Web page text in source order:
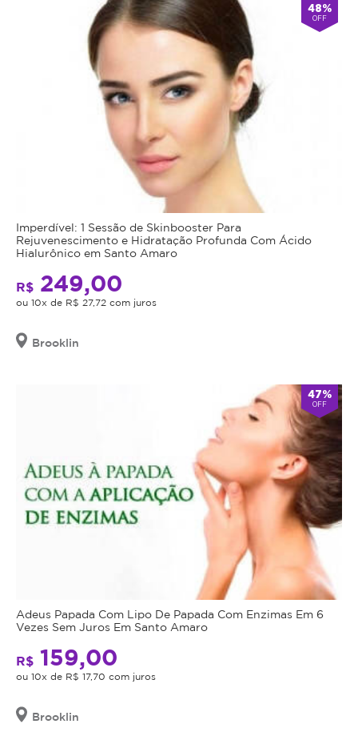
48%
OFF
Imperdível: 1 Sessão de Skinbooster Para
Rejuvenescimento e Hidratação Profunda Com Ácido
Hialurônico em Santo Amaro
R$ 249,00
ou 10x de R$ 27,72 com juros
Brooklin
47%
OFF
Adeus Papada Com Lipo De Papada Com Enzimas Em 6
Vezes Sem Juros Em Santo Amaro
R$ 159,00
ou 10x de R$ 17,70 com juros
Brooklin